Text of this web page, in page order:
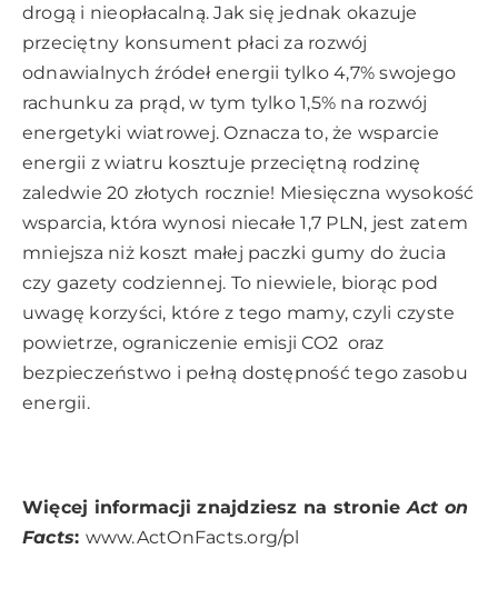
drogą i nieopłacalną. Jak się jednak okazuje
przeciętny konsument płaci za rozwój
odnawialnych źródeł energii tylko 4,7% swojego
rachunku za prąd, w tym tylko 1,5% na rozwój
energetyki wiatrowej. Oznacza to, że wsparcie
energii z wiatru kosztuje przeciętną rodzinę
zaledwie 20 złotych rocznie! Miesięczna wysokość
wsparcia, która wynosi niecałe 1,7 PLN, jest zatem
mniejsza niż koszt małej paczki gumy do żucia
czy gazety codziennej. To niewiele, biorąc pod
uwagę korzyści, które z tego mamy, czyli czyste
powietrze, ograniczenie emisji CO2 oraz
bezpieczeństwo i pełną dostępność tego zasobu
energii.
Więcej informacji znajdziesz na stronie Act on
Facts: www.ActOnFacts.org/pl